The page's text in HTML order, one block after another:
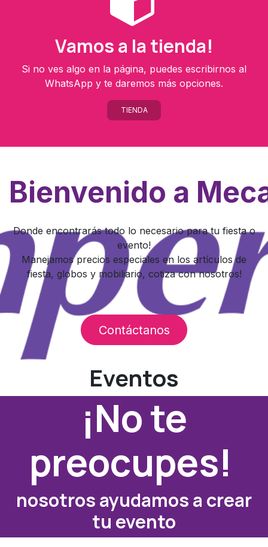
Vamos a la tienda!
Si no ves algo en la página, puedes escribirnos al
WhatsApp y te daremos más opciones.
TIENDA
Bienvenido a
Donde encontrarás todo lo necesario para tu fiesta o
evento!
Manejamos precios especiales en los artículos de
fiesta, globos y mobiliario, cotiza con nosotros!
Contáctanos
Eventos
¡No te
preocupes!
nosotros ayudamos a crear
tu evento